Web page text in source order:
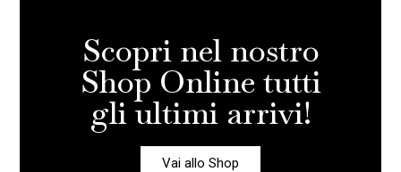
Scopri nel nostro
Shop Online tutti
gli ultimi arrivi!
Vai allo Shop